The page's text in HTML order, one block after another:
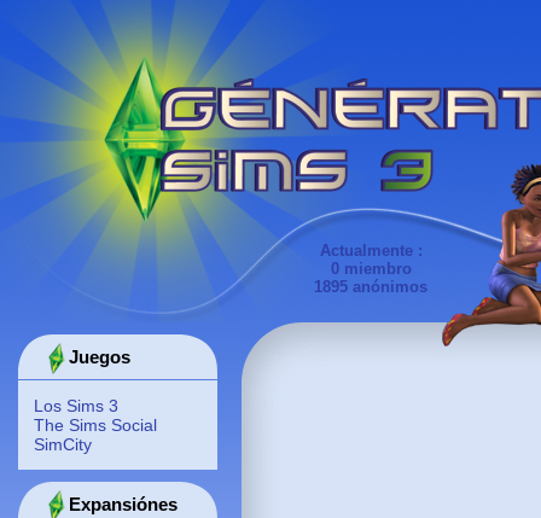
Actualmente :
0 miembro
1895 anónimos
Juegos
Los Sims 3
The Sims Social
SimCity
Expansiónes